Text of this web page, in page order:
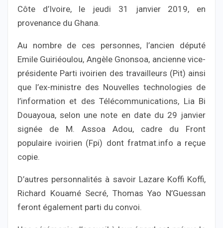
Côte d’Ivoire, le jeudi 31 janvier 2019, en
provenance du Ghana.
Au nombre de ces personnes, l’ancien député
Emile Guiriéoulou, Angèle Gnonsoa, ancienne vice-
présidente Parti ivoirien des travailleurs (Pit) ainsi
que l’ex-ministre des Nouvelles technologies de
l’information et des Télécommunications, Lia Bi
Douayoua, selon une note en date du 29 janvier
signée de M. Assoa Adou, cadre du Front
populaire ivoirien (Fpi) dont fratmat.info a reçue
copie.
D’autres personnalités à savoir Lazare Koffi Koffi,
Richard Kouamé Secré, Thomas Yao N’Guessan
feront également parti du convoi.